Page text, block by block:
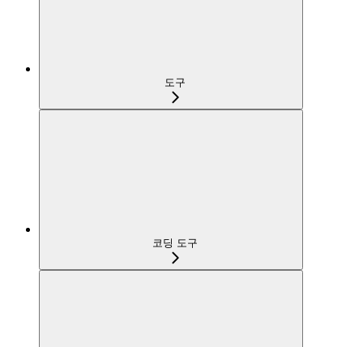
도구
코딩 도구